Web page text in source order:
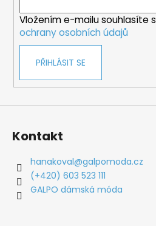
Vložením e-mailu souhlasíte s
ochrany osobních údajů
PŘIHLÁSIT SE
Kontakt
hanakoval@galpomoda.cz
(+420) 603 523 111
GALPO dámská móda